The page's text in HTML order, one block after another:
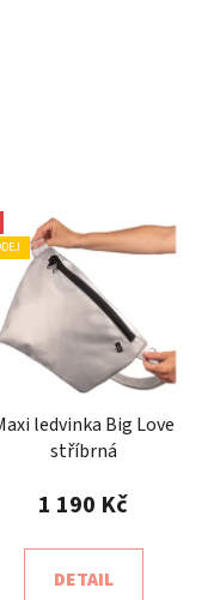
ledvinka Big Love
stříbrná
1 190 Kč
DETAIL